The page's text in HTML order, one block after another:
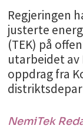
Regjeringen
justerte
(TEK) på
utarbeidet
oppdrag fra
NemiTek